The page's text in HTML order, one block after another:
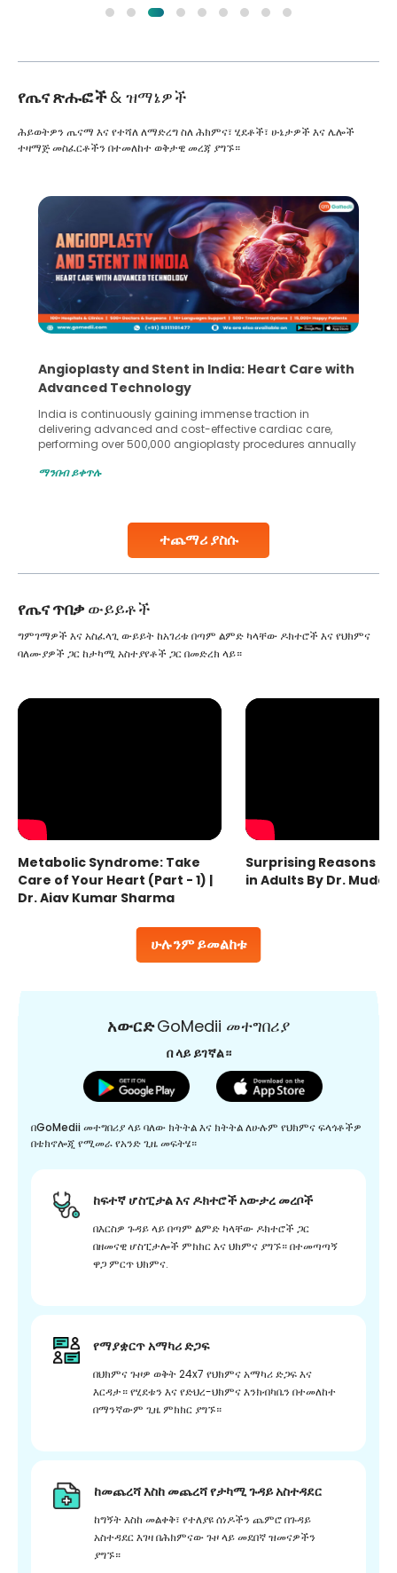
የጤና ጽሑፎች& ዝማኔዎች
ተጨማሪ ያስሱ
ሕይወትዎን ጤናማ እና የተሻለ ለማድረግ ስለ ሕክምና፣ ሂደቶች፣ ሁኔታዎች እና ሌሎች
ተዛማጅ መስፈርቶችን በተመለከተ ወቅታዊ መረጃ ያግኙ።
Angioplasty and Stent in India: Heart Care with
Advanced Technology
India is continuously gaining immense traction in
delivering advanced and cost-effective cardiac care,
performing over 500,000 angioplasty procedures annually
globe are searching for treatments like angioplasty and
Studies, such as one published
ማንበብ ይቀጥሉ
የጤና ጥበቃውይይቶች
ሁሉንም ይመልከቱ
ግምገማዎች እና አስፈላጊ ውይይት ከአገሪቱ በጣም ልምድ ካላቸው ዶክተሮች እና የህክምና
ባለሙያዎች ጋር ከታካሚ አስተያየቶች ጋር በመድረክ ላይ።
Metabolic Syndrome: Take
Care of Your Heart (Part - 1) |
Dr. Ajay Kumar Sharma
Surprising Reasons
in Adults By Dr.
አውርድGoMedii መተግበሪያ
በ ላይ ይገኛል።
በGoMedii መተግበሪያ ላይ ባለው ክትትል እና ክትትል ለሁሉም የህክምና ፍላጎቶችዎ
በቴክኖሎጂ የሚመራ የአንድ ጊዜ መፍትሄ።
ከፍተኛ ሆስፒታል እና ዶክተሮች አውታረ መረቦች
በእርስዎ ጉዳይ ላይ በጣም ልምድ ካላቸው ዶክተሮች ጋር
በዘመናዊ ሆስፒታሎች ምክክር እና ህክምና ያግኙ። በተመጣጣኝ
ዋጋ ምርጥ ህክምና.
የማያቋርጥ አማካሪ ድጋፍ
በህክምና ጉዞዎ ወቅት 24x7 የህክምና አማካሪ ድጋፍ እና
እርዳታ። የሂደቱን እና የድህረ-ህክምና እንክብካቤን በተመለከተ
በማንኛውም ጊዜ ምክክር ያግኙ።
ከመጨረሻ እስከ መጨረሻ የታካሚ ጉዳይ አስተዳደር
ከግኝት እስከ መልቀቅ፣ የተለያዩ ሰነዶችን ጨምሮ በጉዳይ
አስተዳደር እገዛ በሕክምናው ጉዞ ላይ መደበኛ ዝመናዎችን
ያግኙ።